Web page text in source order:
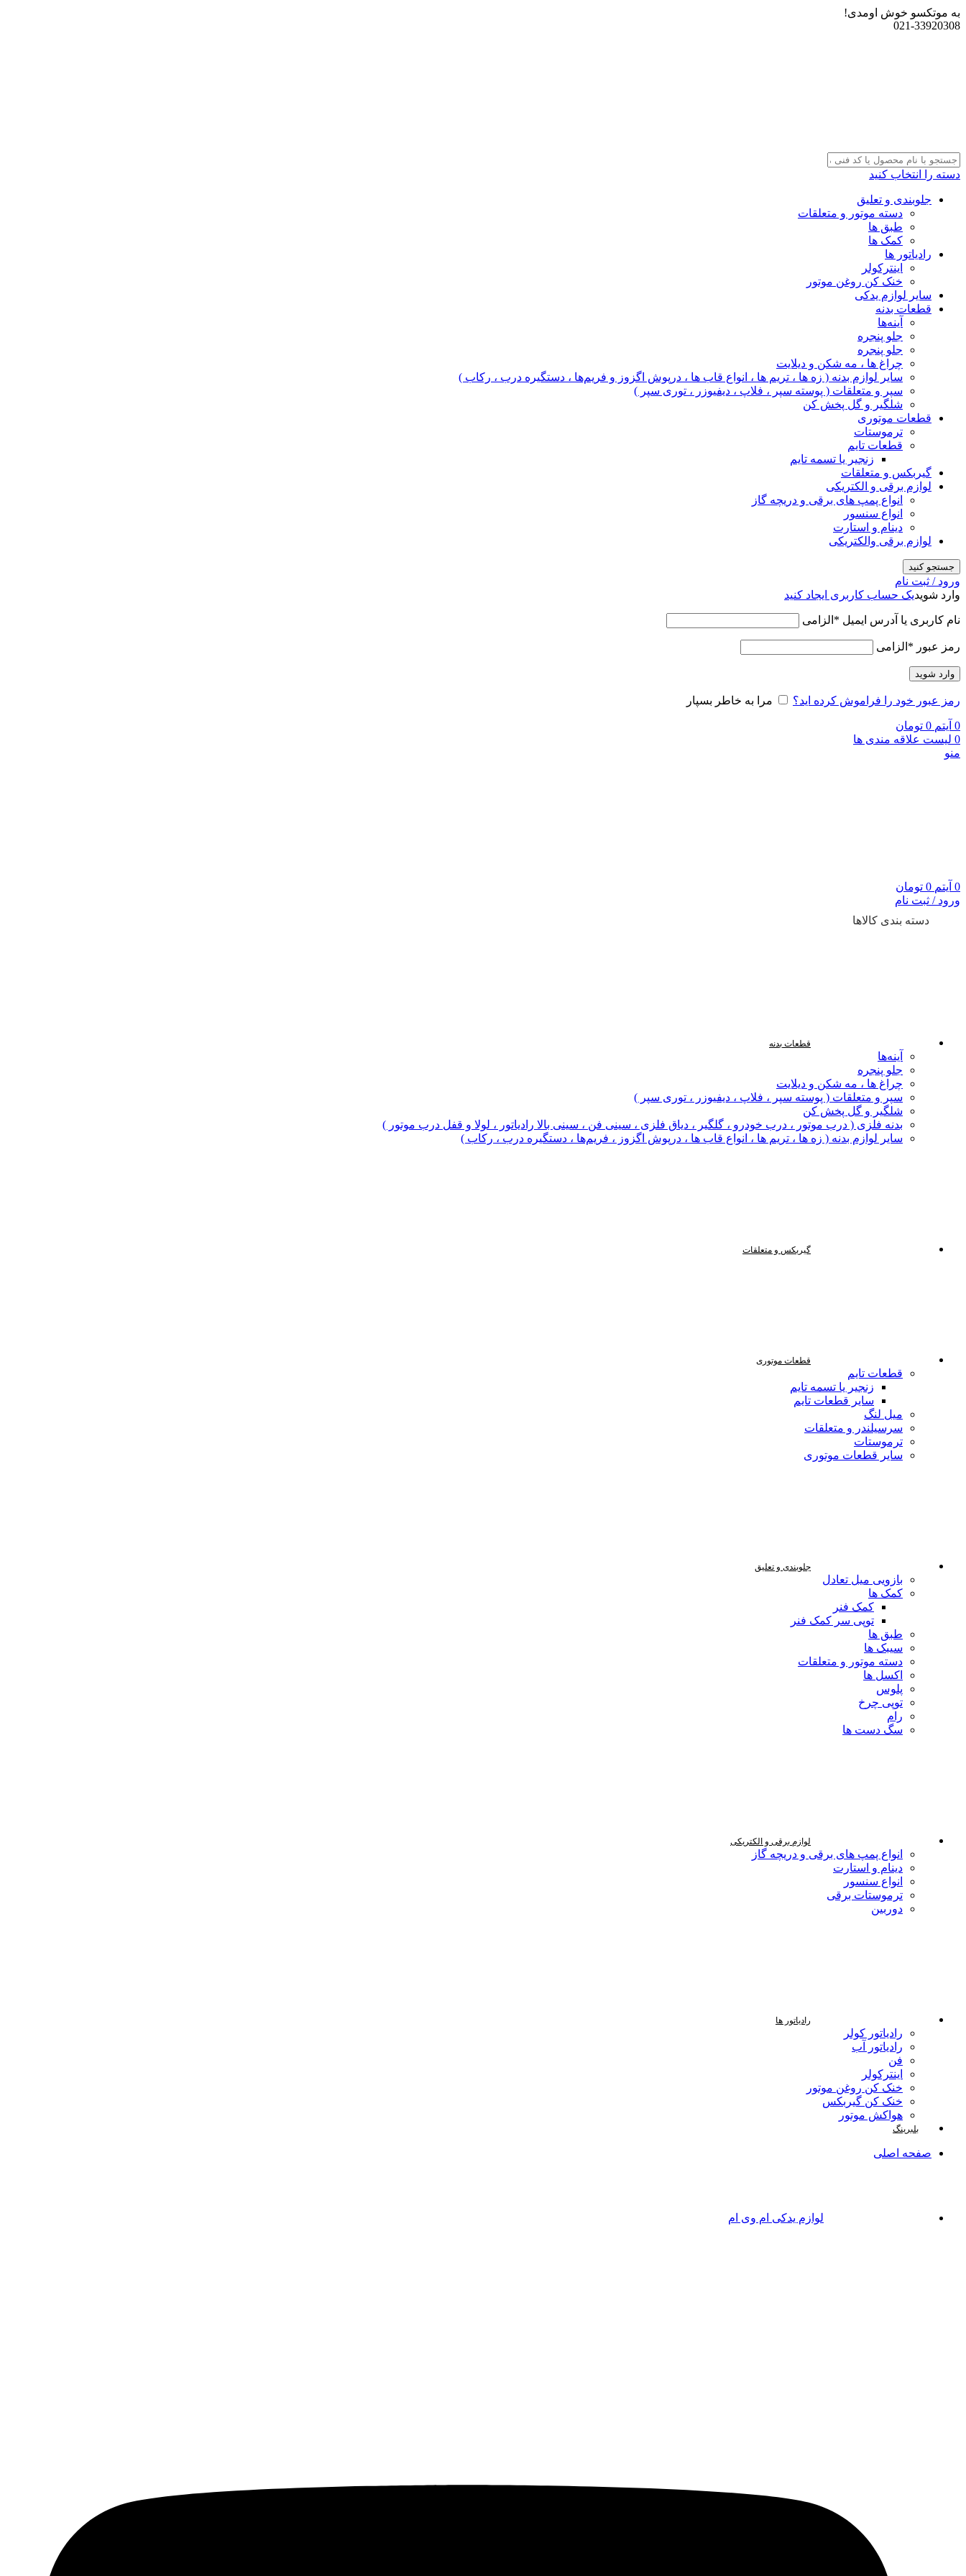
به موتکسو خوش اومدی!
021-33920308
دسته را انتخاب کنید
جلوبندی و تعلیق
دسته موتور و متعلقات
طبق ها
کمک ها
رادیاتور ها
اینترکولر
خنک کن روغن موتور
سایر لوازم یدکی
قطعات بدنه
آینه‌ها
جلو پنجره
جلو پنجره
چراغ‌ ها ، مه‌ شکن و دیلایت
سایر لوازم بدنه ( زه ها ، تریم ها ، انواع قاب ها ، درپوش اگزوز و فریم‌ها ، دستگیره درب ، رکاب )
سپر و متعلقات ( پوسته سپر ، فلاپ ، دیفیوزر ، توری سپر )
شلگیر و گل‌ پخش‌ کن
قطعات موتوری
ترموستات
قطعات تایم
زنجیر یا تسمه تایم
گیربکس و متعلقات
لوازم برقی و الکتریکی
انواع پمپ های برقی و دریچه گاز
انواع سنسور
دینام و استارت
لوازم برقی والکتریکی
جستجو کنید
ورود / ثبت نام
وارد شویدیک حساب کاربری ایجاد کنید
نام کاربری یا آدرس ایمیل * الزامی
رمز عبور * الزامی
وارد شوید
رمز عبور خود را فراموش کرده اید؟ مرا به خاطر بسپار
0 آیتم 0 تومان
0 لیست علاقه مندی ها
منو
0 آیتم 0 تومان
ورود / ثبت نام
دسته بندی کالاها
قطعات بدنه
آینه‌ها
جلو پنجره
چراغ‌ ها ، مه‌ شکن و دیلایت
سپر و متعلقات ( پوسته سپر ، فلاپ ، دیفیوزر ، توری سپر )
شلگیر و گل‌ پخش‌ کن
بدنه فلزی ( درب موتور ، درب خودرو ، گلگیر ، دیاق فلزی ، سینی فن ، سینی بالا رادیاتور ، لولا و قفل درب موتور )
سایر لوازم بدنه ( زه ها ، تریم ها ، انواع قاب ها ، درپوش اگزوز ، فریم‌ها ، دستگیره درب ، رکاب )
گیربکس و متعلقات
قطعات موتوری
قطعات تایم
زنجیر یا تسمه تایم
سایر قطعات تایم
میل لنگ
سرسیلندر و متعلقات
ترموستات
سایر قطعات موتوری
جلوبندی و تعلیق
بازویی میل تعادل
کمک ها
کمک فنر
توپی سر کمک فنر
طبق ها
سیبک ها
دسته موتور و متعلقات
اکسل ها
پلوس
توپی چرخ
رام
سگ دست ها
لوازم برقی و الکتریکی
انواع پمپ های برقی و دریچه گاز
دینام و استارت
انواع سنسور
ترموستات برقی
دوربین
رادیاتور ها
رادیاتور کولر
رادیاتور آب
فن
اینترکولر
خنک کن روغن موتور
خنک کن گیربکس
هواکش موتور
بلبرینگ
صفحه اصلی
لوازم یدکی ام وی ام